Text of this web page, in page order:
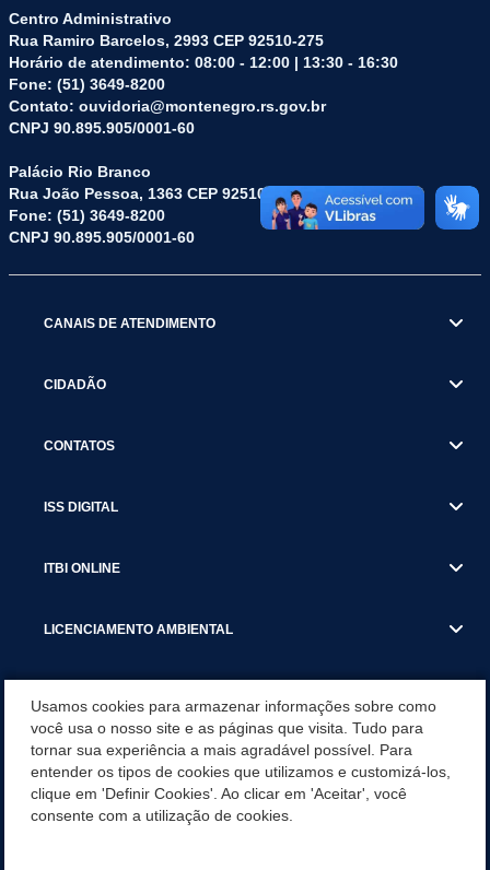
Centro Administrativo
Rua Ramiro Barcelos, 2993 CEP 92510-275
Horário de atendimento: 08:00 - 12:00 | 13:30 - 16:30
Fone: (51) 3649-8200
Contato: ouvidoria@montenegro.rs.gov.br
CNPJ 90.895.905/0001-60
Palácio Rio Branco
Rua João Pessoa, 1363 CEP 92510-045
Fone: (51) 3649-8200
CNPJ 90.895.905/0001-60
CANAIS DE ATENDIMENTO
CIDADÃO
CONTATOS
ISS DIGITAL
ITBI ONLINE
LICENCIAMENTO AMBIENTAL
SERVIÇOS
SERVIÇOS DO DEPARTAMENTO DE RECEITA MUNICIPAL
Usamos cookies para armazenar informações sobre como
você usa o nosso site e as páginas que visita. Tudo para
tornar sua experiência a mais agradável possível. Para
entender os tipos de cookies que utilizamos e customizá-los,
clique em 'Definir Cookies'. Ao clicar em 'Aceitar', você
consente com a utilização de cookies.